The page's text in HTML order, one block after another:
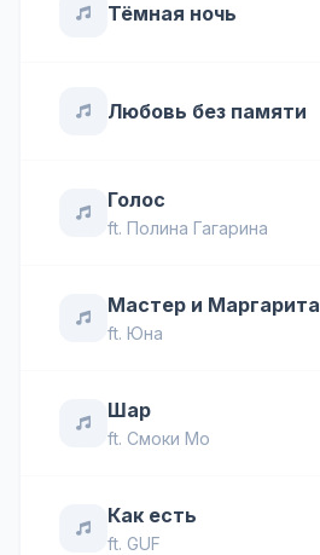
Тёмная ночь
Любовь без памяти
Голос
ft. Полина Гагарина
Мастер и Маргарита
ft. Юна
Шар
ft. Смоки Мо
Как есть
ft. GUF